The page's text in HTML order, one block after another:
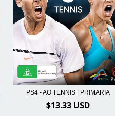
PS4 - AO TENNIS | PRIMARIA
$13.33 USD